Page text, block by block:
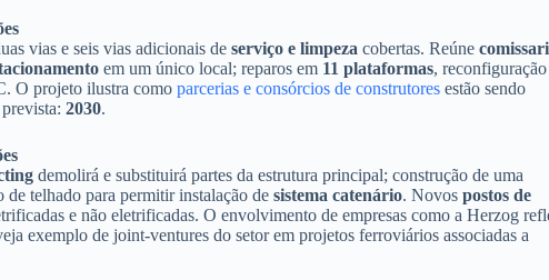
vias e seis vias adicionais de serviço e limpeza cobertas. Reúne
em um único local; reparos em 11 plataformas,
O projeto ilustra como parcerias e consórcios de construtores estão sendo
2030.
demolirá e substituirá partes da estrutura principal; construção de uma
de telhado para permitir instalação de sistema catenário. Novos postos de
e não eletrificadas. O envolvimento de empresas como a Herzog
exemplo de joint-ventures do setor em projetos ferroviários associadas a